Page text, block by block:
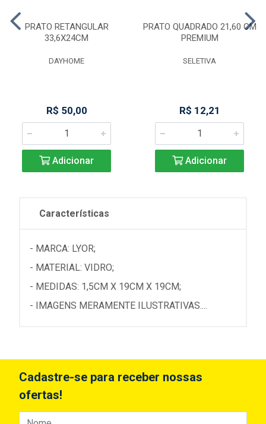
PRATO RETANGULAR
33,6X24CM
DAYHOME
R$ 50,00
Adicionar
PRATO QUADRADO 21,60 CM
PREMIUM
SELETIVA
R$ 12,21
Adicionar
Características
- MARCA: LYOR;
- MATERIAL: VIDRO;
- MEDIDAS: 1,5CM X 19CM X 19CM;
- IMAGENS MERAMENTE ILUSTRATIVAS....
Cadastre-se para receber nossas
ofertas!